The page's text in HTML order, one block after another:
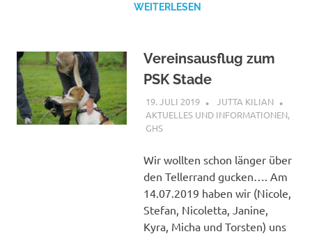
WEITERLESEN
Vereinsausflug zum
PSK Stade
19. JULI 2019
JUTTA KILIAN
AKTUELLES UND INFORMATIONEN,
GHS
Wir wollten schon länger über
den Tellerrand gucken…. Am
14.07.2019 haben wir (Nicole,
Stefan, Nicoletta, Janine,
Kyra, Micha und Torsten) uns